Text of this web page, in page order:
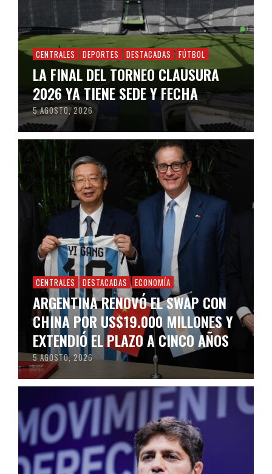
CENTRALES DEPORTES DESTACADAS FÚTBOL
LA FINAL DEL TORNEO CLAUSURA
2026 YA TIENE SEDE Y FECHA
5 AGOSTO, 2026
CENTRALES DESTACADAS ECONOMÍA
ARGENTINA RENOVÓ EL SWAP CON
CHINA POR US$19.000 MILLONES Y
EXTENDIÓ EL PLAZO A CINCO AÑOS
5 AGOSTO, 2026